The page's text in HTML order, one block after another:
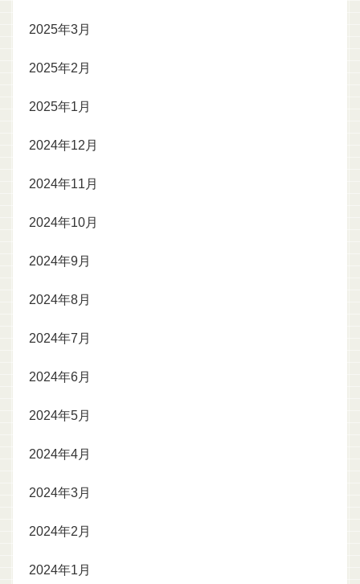
2025年3月
2025年2月
2025年1月
2024年12月
2024年11月
2024年10月
2024年9月
2024年8月
2024年7月
2024年6月
2024年5月
2024年4月
2024年3月
2024年2月
2024年1月